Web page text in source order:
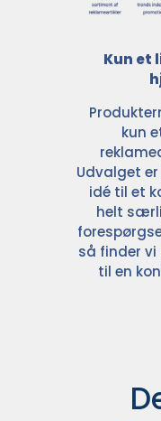
Kun et
kun
Udvalget
idé til et
helt
så finder
til en